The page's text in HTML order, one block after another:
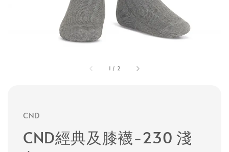
1 / 2
CND
CND經典及膝襪-230 淺